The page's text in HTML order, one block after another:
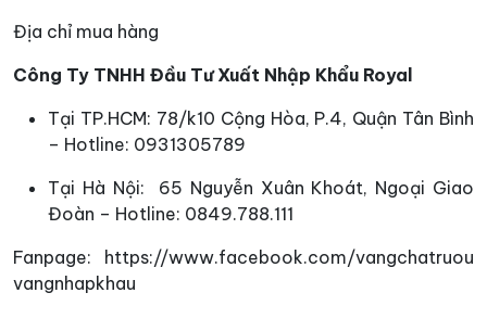
Địa chỉ mua hàng
Công Ty TNHH Đầu Tư Xuất Nhập Khẩu Royal
Tại TP.HCM: 78/k10 Cộng Hòa, P.4, Quận Tân Bình
– Hotline: 0931305789
Tại Hà Nội: 65 Nguyễn Xuân Khoát, Ngoại Giao
Đoàn – Hotline: 0849.788.111
Fanpage: https://www.facebook.com/vangchatruou
vangnhapkhau